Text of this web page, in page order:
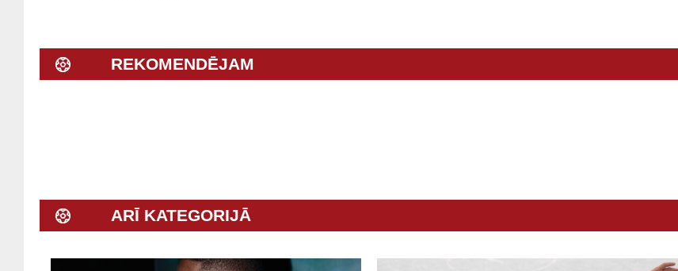
REKOMENDĒJAM
ARĪ KATEGORIJĀ